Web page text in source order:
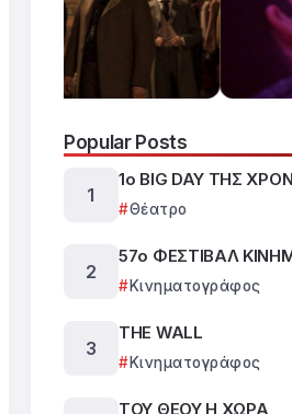
Popular Posts
1ο BIG DAY ΤΗΣ
Θέατρο
57ο ΦΕΣΤΙΒΑΛ
Κινηματογράφος
THE WALL
Κινηματογράφος
ΤΟΥ ΘΕΟΥ Η ΧΩΡΑ